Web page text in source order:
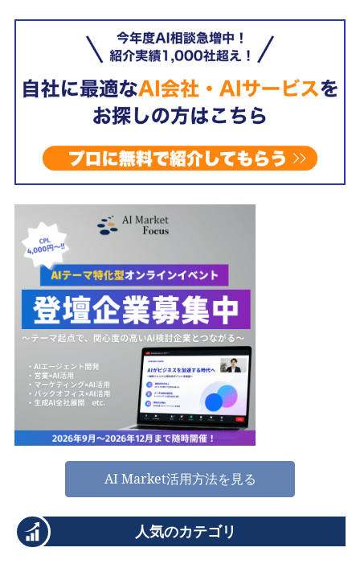
AI Market活用方法を見る
人気のカテゴリ